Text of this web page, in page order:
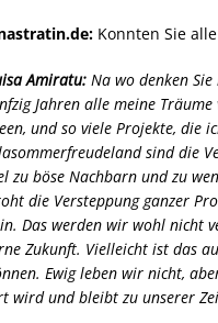
Konnten Sie
Amiratu: Na wo denken
Jahren alle meine
und so viele Projekte, die
sind die
zu böse Nachbarn und zu
die Versteppung ganzer
Das werden wir wohl nicht
Zukunft. Vielleicht ist das
Ewig leben wir nicht,
wird und bleibt zu unserer